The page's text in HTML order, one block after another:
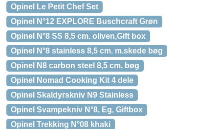
Opinel Le Petit Chef Set
Opinel N°12 EXPLORE Buschcraft Grøn
Opinel N°8 SS 8,5 cm. oliven,Gift box
Opinel N°8 stainless 8,5 cm. m.skede bøg
Opinel N8 carbon steel 8,5 cm. bøg
Opinel Nomad Cooking Kit 4 dele
Opinel Skaldyrskniv N9 Stainless
Opinel Svampekniv N°8, Eg, Giftbox
Opinel Trekking N°08 khaki